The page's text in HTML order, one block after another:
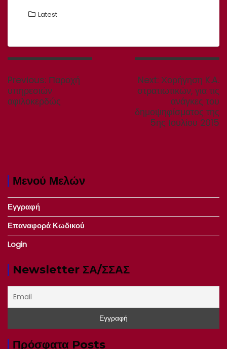
Latest
Πλοήγηση
Previous: Previous
post:
Παροχή
υπηρεσιών
αφιλοκερδώς
Next: Next
post:
Χορήγηση K.A.
στρατιωτικών, για τις
ανάγκες του
δημοψηφίσματος της
5ης Ιουλίου 2015
Μενού Μελών
Εγγραφή
Επαναφορά Κωδικού
Login
Newsletter ΣΑ/ΣΣΑΣ
Πρόσφατα Posts